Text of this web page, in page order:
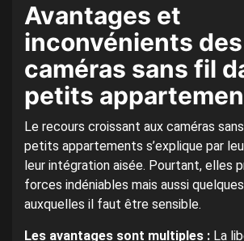
Avantages et
inconvénients des
caméras sans fil
petits
Le recours croissant aux caméras
petits appartements s’explique par
leur intégration aisée. Pourtant, elles
forces indéniables mais aussi
auxquelles il faut être sensible.
Les avantages sont multiples : La